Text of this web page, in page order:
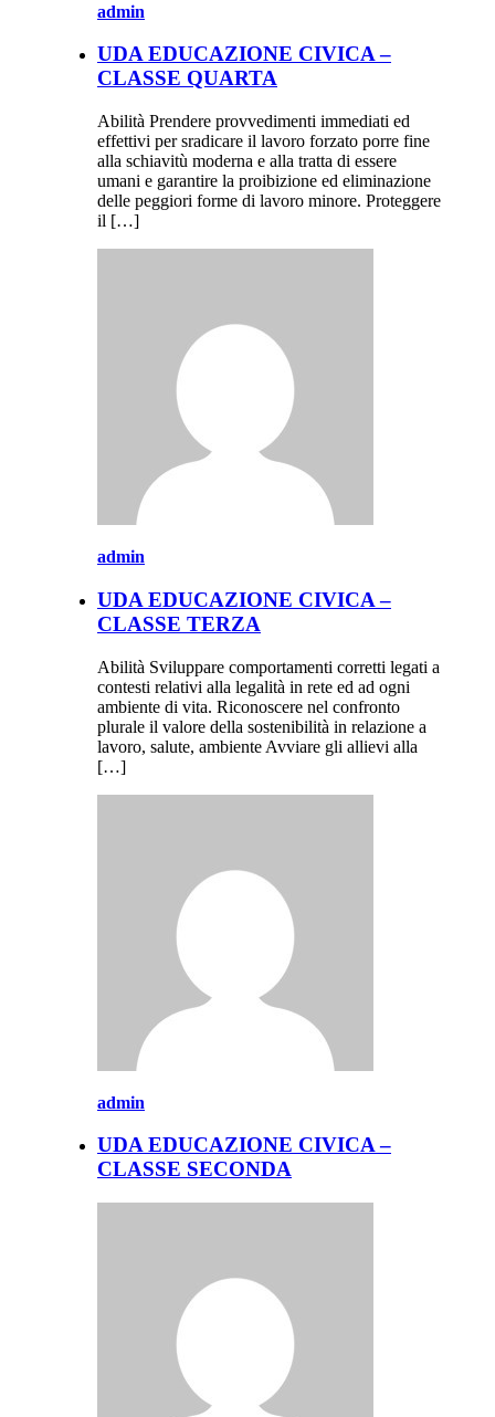
admin
UDA EDUCAZIONE CIVICA –
CLASSE QUARTA
Abilità Prendere provvedimenti immediati ed
effettivi per sradicare il lavoro forzato porre fine
alla schiavitù moderna e alla tratta di essere
umani e garantire la proibizione ed eliminazione
delle peggiori forme di lavoro minore. Proteggere
il […]
admin
UDA EDUCAZIONE CIVICA –
CLASSE TERZA
Abilità Sviluppare comportamenti corretti legati a
contesti relativi alla legalità in rete ed ad ogni
ambiente di vita. Riconoscere nel confronto
plurale il valore della sostenibilità in relazione a
lavoro, salute, ambiente Avviare gli allievi alla
[…]
admin
UDA EDUCAZIONE CIVICA –
CLASSE SECONDA